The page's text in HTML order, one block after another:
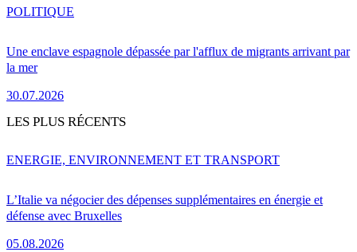
Une enclave espagnole dépassée par l'afflux de migrants arrivant par
la mer
30.07.2026
POLITIQUE
LES PLUS RÉCENTS
L’Italie va négocier des dépenses supplémentaires en énergie et
défense avec Bruxelles
05.08.2026
ENERGIE, ENVIRONNEMENT ET TRANSPORT